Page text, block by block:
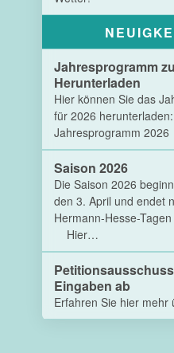
Jahresprogramm
Herunterladen
Hier können Sie das
für 2026 herunterladen:
Jahresprogramm 2026
Saison 2026
Die Saison 2026
den 3. April und endet
Hermann-Hesse-
Hier…
Eingaben ab
Erfahren Sie hier mehr